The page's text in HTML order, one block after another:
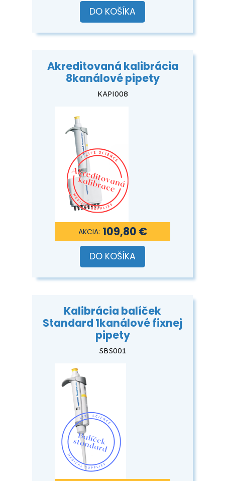
DO KOŠÍKA
Akreditovaná kalibrácia
8kanálové pipety
KAPI008
109,80 €
DO KOŠÍKA
Kalibrácia balíček
Standard 1kanálové fixnej
pipety
SBS001